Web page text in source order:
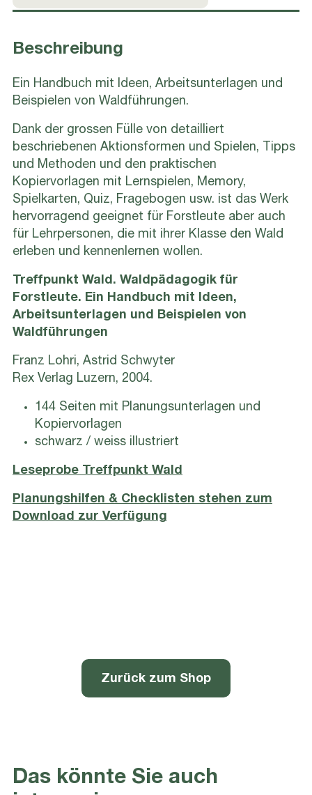
Beschreibung
Ein Handbuch mit Ideen, Arbeitsunterlagen und
Beispielen von Waldführungen.
Dank der grossen Fülle von detailliert
beschriebenen Aktionsformen und Spielen, Tipps
und Methoden und den praktischen
Kopiervorlagen mit Lernspielen, Memory,
Spielkarten, Quiz, Fragebogen usw. ist das Werk
hervorragend geeignet für Forstleute aber auch
für Lehrpersonen, die mit ihrer Klasse den Wald
erleben und kennenlernen wollen.
Treffpunkt Wald. Waldpädagogik für
Forstleute. Ein Handbuch mit Ideen,
Arbeitsunterlagen und Beispielen von
Waldführungen
Franz Lohri, Astrid Schwyter
Rex Verlag Luzern, 2004.
144 Seiten mit Planungsunterlagen und
Kopiervorlagen
schwarz / weiss illustriert
Leseprobe Treffpunkt Wald
Planungshilfen & Checklisten stehen zum
Download zur Verfügung
Zurück zum Shop
Das könnte Sie auch